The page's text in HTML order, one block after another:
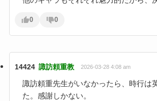
0 0
14424 諏訪頼重教 2026-03-28 4:08 am
諏訪頼重先生がいなかったら、時行は
た。感謝しかない。